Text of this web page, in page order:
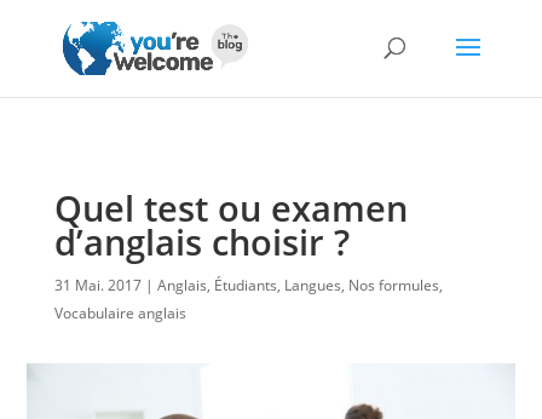
Quel test ou examen
d’anglais choisir ?
31 Mai. 2017 Anglais, Étudiants, Langues, Nos formules,
Vocabulaire anglais